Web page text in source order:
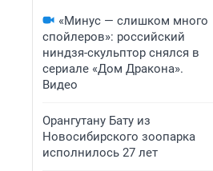
«Минус — слишком много
спойлеров»: российский
ниндзя-скульптор снялся в
сериале «Дом Дракона».
Видео
Орангутану Бату из
Новосибирского зоопарка
исполнилось 27 лет